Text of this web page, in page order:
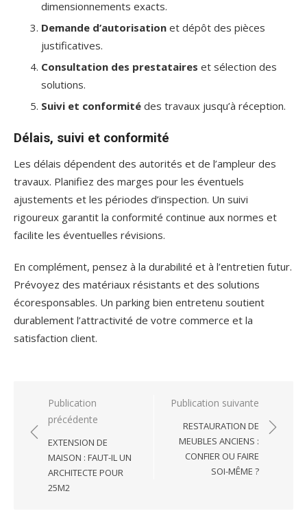
dimensionnements exacts.
Demande d’autorisation et dépôt des pièces
justificatives.
Consultation des prestataires et sélection des
solutions.
Suivi et conformité des travaux jusqu’à réception.
Délais, suivi et conformité
Les délais dépendent des autorités et de l’ampleur des
travaux. Planifiez des marges pour les éventuels
ajustements et les périodes d’inspection. Un suivi
rigoureux garantit la conformité continue aux normes et
facilite les éventuelles révisions.
En complément, pensez à la durabilité et à l’entretien futur.
Prévoyez des matériaux résistants et des solutions
écoresponsables. Un parking bien entretenu soutient
durablement l’attractivité de votre commerce et la
satisfaction client.
Navigation
de
l’article
Publication
précédente
EXTENSION DE
MAISON : FAUT-IL UN
ARCHITECTE POUR
25M2
Publication suivante
RESTAURATION DE
MEUBLES ANCIENS :
CONFIER OU FAIRE
SOI-MÊME ?